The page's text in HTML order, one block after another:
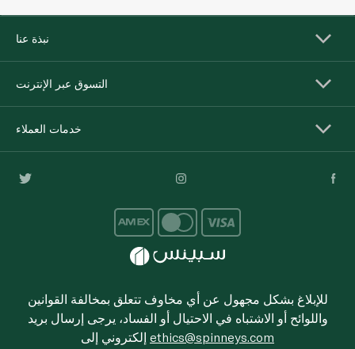
نبذة عنا
التسوق عبر الإنترنت
خدمات العملاء
للإبلاغ بشكل مجهول عن أي مخاوف تتعلق بمخالفة القوانين
واللوائح أو الاشتباه في الاحتيال أو الفساد، يرجى إرسال بريد
ethics@spinneys.com